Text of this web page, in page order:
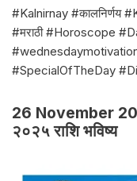
#Kalnirnay #कालनिर्णय
#मराठी #Horoscope
#SpecialOfTheDay
26 November
२०२५ राशि भविष्य